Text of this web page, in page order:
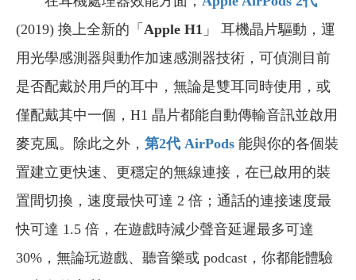
(2019) 換上全新的「 Apple H1 」 耳機晶片驅動，運
用光學感測器與動作加速感測器技術，可偵測目前
是否配戴於用戶的耳中，無論是雙耳同時使用，或
僅配戴其中一個，H1 晶片都能自動傳輸音訊並啟用
麥克風。除此之外， 第2代 AirPods 能與你的各個裝
置建立更快速、更穩定的無線連接，在已啟用的裝
置間切換，速度最快可達 2 倍；通話的連接速度最
快可達 1.5 倍，在遊戲時減少聲音延遲最多可達
30%，無論玩遊戲、聽音樂或 podcast，你都能體驗